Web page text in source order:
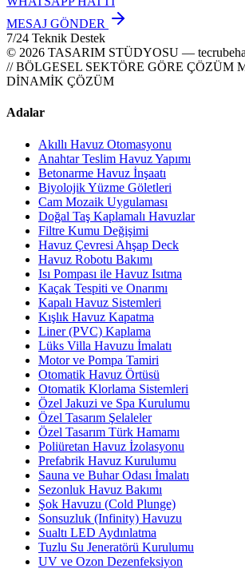
MESAJ GÖNDER
7/24 Teknik Destek
© 2026 TASARIM STÜDYOSU —
// BÖLGESEL SEKTÖRE GÖRE ÇÖZÜM
DİNAMİK ÇÖZÜM
Adalar
Akıllı Havuz Otomasyonu
Anahtar Teslim Havuz Yapımı
Betonarme Havuz İnşaatı
Biyolojik Yüzme Göletleri
Cam Mozaik Uygulaması
Doğal Taş Kaplamalı Havuzlar
Filtre Kumu Değişimi
Havuz Çevresi Ahşap Deck
Havuz Robotu Bakımı
Isı Pompası ile Havuz Isıtma
Kaçak Tespiti ve Onarımı
Kapalı Havuz Sistemleri
Kışlık Havuz Kapatma
Liner (PVC) Kaplama
Lüks Villa Havuzu İmalatı
Motor ve Pompa Tamiri
Otomatik Havuz Örtüsü
Otomatik Klorlama Sistemleri
Özel Jakuzi ve Spa Kurulumu
Özel Tasarım Şelaleler
Özel Tasarım Türk Hamamı
Poliüretan Havuz İzolasyonu
Prefabrik Havuz Kurulumu
Sauna ve Buhar Odası İmalatı
Sezonluk Havuz Bakımı
Şok Havuzu (Cold Plunge)
Sonsuzluk (Infinity) Havuzu
Sualtı LED Aydınlatma
Tuzlu Su Jeneratörü Kurulumu
UV ve Ozon Dezenfeksiyon